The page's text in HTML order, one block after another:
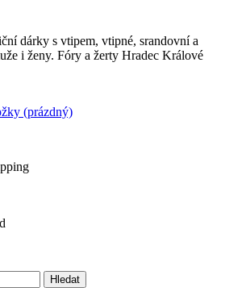
dárky s vtipem, vtipné, srandovní a
i ženy. Fóry a žerty Hradec Králové
(prázdný)
Hledat